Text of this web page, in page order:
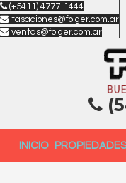
(+5411) 4777-1444
tasaciones@folger.com.ar
ventas@folger.com.ar
INICIO PROPIEDADES